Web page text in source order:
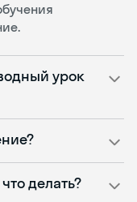
урок
делать?